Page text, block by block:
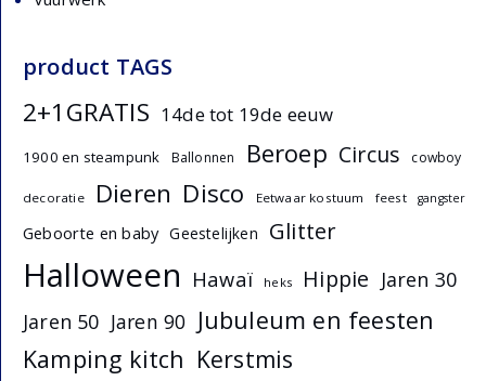
product TAGS
2+1GRATIS 14de tot 19de eeuw
1900 en steampunk Ballonnen Beroep Circus cowboy
decoratie Dieren Disco Eetwaar kostuum feest gangster
Geboorte en baby Geestelijken Glitter
Halloween Hawaï heks Hippie Jaren 30
Jaren 50 Jaren 90 Jubuleum en feesten
Kamping kitch Kerstmis